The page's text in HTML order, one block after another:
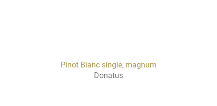
Pinot Blanc single, magnum
Donatus